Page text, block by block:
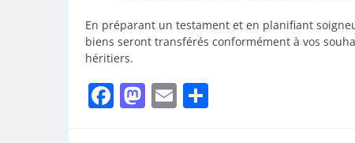
En préparant un testament et en planifiant
biens seront transférés conformément à vos
héritiers.
Facebook
Mastodon
Email